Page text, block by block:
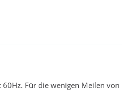
Für die wenigen Meilen von